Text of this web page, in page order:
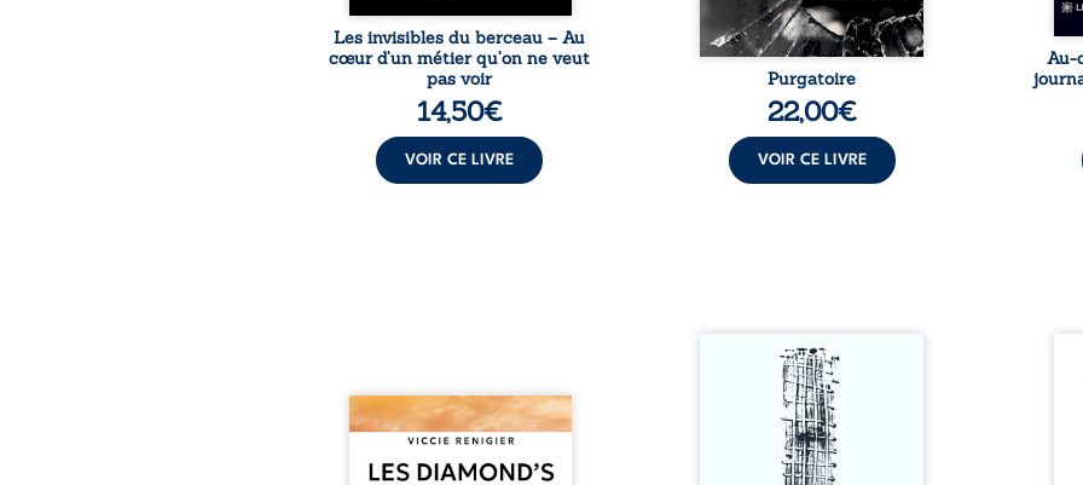
Les invisibles du berceau – Au
cœur d’un métier qu’on ne veut
pas voir
14,50€
VOIR CE LIVRE
Purgatoire
22,00€
VOIR CE LIVRE
Au-
Revenge est à la tête des
Diamond’s, un clan de motards
aussi réputé et respecté que
Sommes-nous vraiment libres
si chacun de nos actes s’inscrit
dans une chaîne de causes ? À
travers une confrontation
entre les pensées d’Emmanuel
Kant et de Donald Davidson,
Je